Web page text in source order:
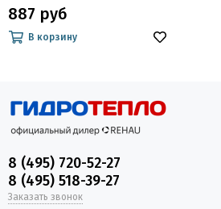
887 руб
В корзину
8 (495) 720-52-27
8 (495) 518-39-27
Заказать звонок